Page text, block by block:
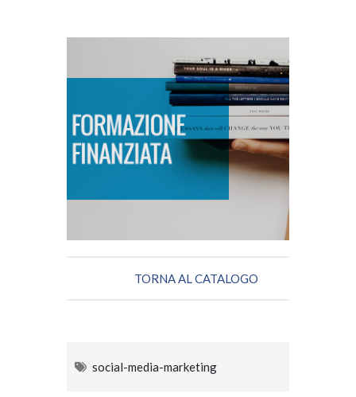
FORMAZIONE FINANZIATA
SCOPRI DI PIÙ
TORNA AL CATALOGO
social-media-marketing